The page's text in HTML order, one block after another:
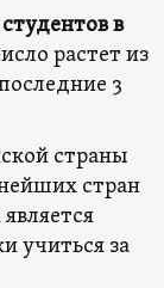
в
растет из
3
страны
стран
учиться за